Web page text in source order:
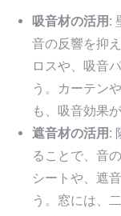
吸音材の活用:
音の反響を抑
ロスや、吸音
う。カーテン
も、吸音効果
遮音材の活用:
ることで、音
シートや、遮
う。窓には、